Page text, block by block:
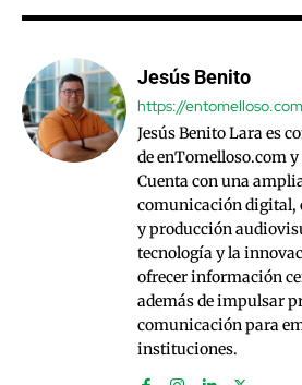
Jesús Benito
https://entomelloso.com
Jesús Benito Lara es
de enTomelloso.com
Cuenta con una
comunicación digital,
y producción
tecnología y la
ofrecer información
además de impulsar
comunicación para
instituciones.